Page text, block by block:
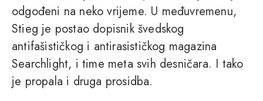
odgođeni na neko vrijeme. U međuvremenu,
Stieg je postao dopisnik švedskog
antifašističkog i antirasističkog magazina
Searchlight, i time meta svih desničara. I tako
je propala i druga prosidba.